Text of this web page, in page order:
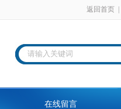
返回首页
在线留言